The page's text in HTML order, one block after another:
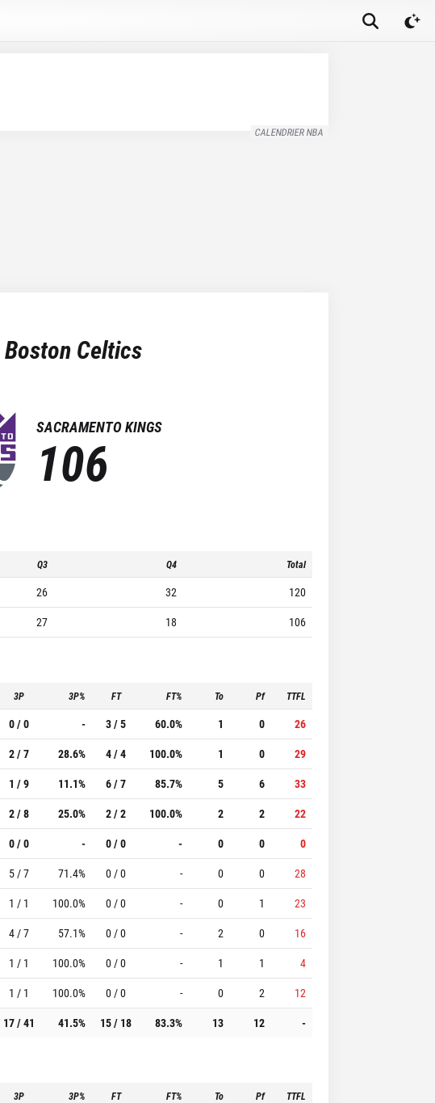
CALENDRIER NBA
Boston Celtics
SACRAMENTO KINGS
106
Q3 Q4 Total
26 32
120
27 18 106
3P 3P% FT FT% To Pf TTFL
0 / 0 - 3 / 5 60.0% 1 0
26
2 / 7 28.6% 4 / 4 100.0% 1 0
29
1 / 9 11.1% 6 / 7 85.7% 5 6
33
2 / 8 25.0% 2 / 2 100.0% 2 2
22
0 / 0 - 0 / 0 - 0 0
0
5 / 7 71.4% 0 / 0 - 0 0
28
1 / 1 100.0% 0 / 0 - 0 1
23
4 / 7 57.1% 0 / 0 - 2 0
16
1 / 1 100.0% 0 / 0 - 1 1
4
1 / 1 100.0% 0 / 0 - 0 2
12
17 / 41 41.5% 15 / 18 83.3% 13 12 -
3P 3P% FT FT% To Pf TTFL